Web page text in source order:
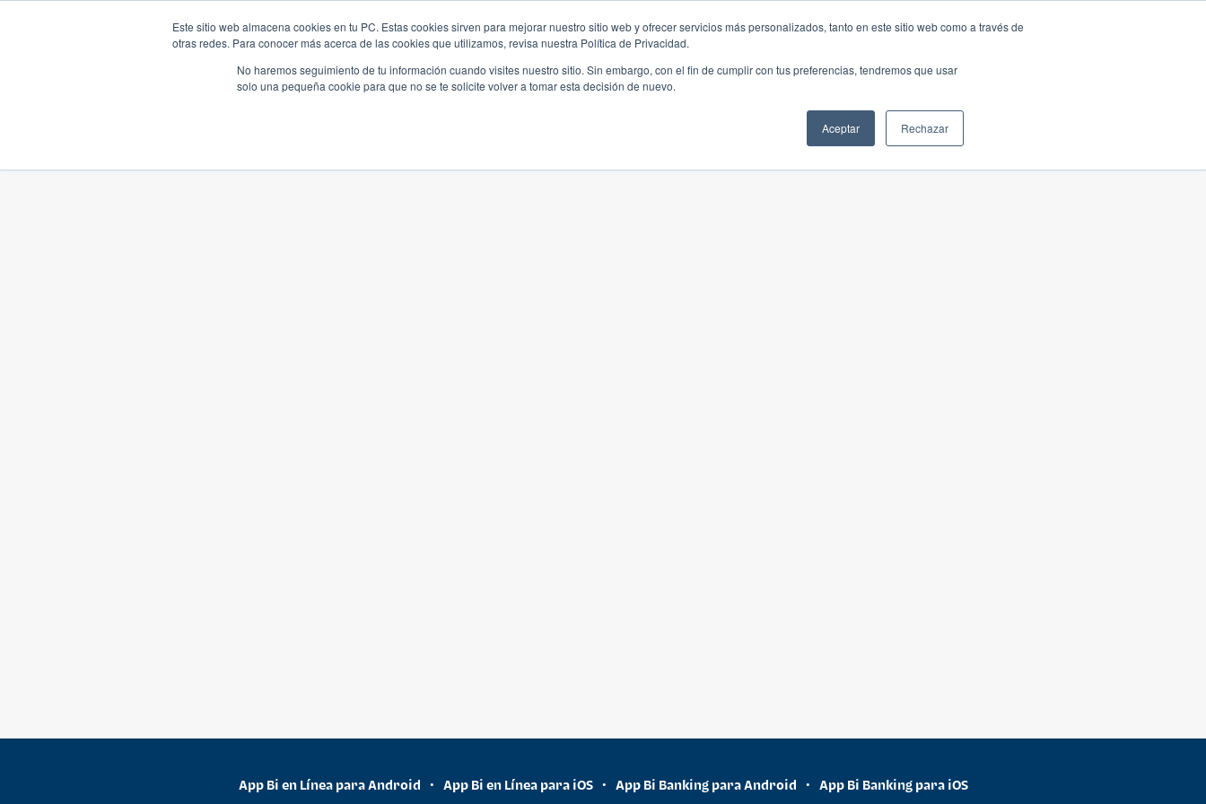
Este sitio web almacena cookies en tu PC. Estas cookies sirven para mejorar nuestro sitio web y ofrecer servicios más personalizados, tanto en este sitio web como a través de
otras redes. Para conocer más acerca de las cookies que utilizamos, revisa nuestra Política de Privacidad.
No haremos seguimiento de tu información cuando visites nuestro sitio. Sin embargo, con el fin de cumplir con tus preferencias, tendremos que usar
solo una pequeña cookie para que no se te solicite volver a tomar esta decisión de nuevo.
Aceptar Rechazar
App Bi en Línea para Android • App Bi en Línea para iOS • App Bi Banking para Android • App Bi Banking para iOS